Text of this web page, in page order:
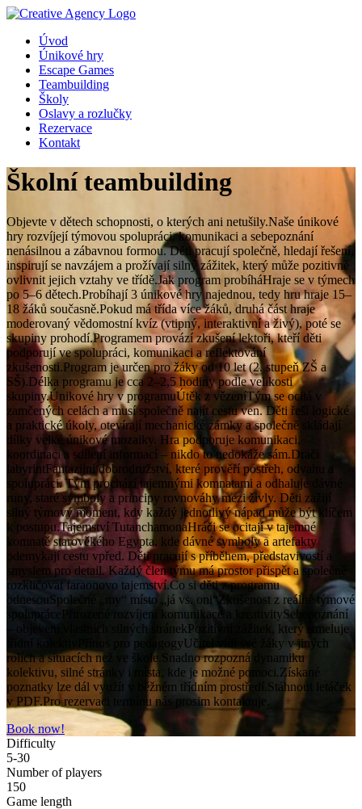
Úvod
Únikové hry
Escape Games
Teambuilding
Školy
Oslavy a rozlučky
Rezervace
Kontakt
Školní teambuilding
Objevte v dětech schopnosti, o kterých ani netušily.Naše únikové
hry rozvíjejí týmovou spolupráci, komunikaci a sebepoznání
nenásilnou a zábavnou formou. Děti pracují společně, hledají řešení,
inspirují se navzájem a prožívají silný zážitek, který může pozitivně
ovlivnit jejich vztahy ve třídě.Jak program probíháHraje se v týmech
po 5–6 dětech.Probíhají 3 únikové hry najednou, tedy hru hraje 15–
18 žáků současně.Pokud má třída více žáků, druhá část hraje
moderovaný vědomostní kvíz (vtipný, interaktivní a živý), poté se
skupiny prohodí.Programem provází zkušení lektoři, kteří děti
podporují ve spolupráci, komunikaci a reflektování
zkušenosti.Program je určen pro žáky od 10 let (2. stupeň ZŠ a
SŠ).Délka programu je cca 2–2,5 hodiny podle velikosti
skupiny.Únikové hry v programuÚtěk z vězeníTým se ocitá v
zamčených celách a musí společně najít cestu ven. Děti řeší logické
a praktické úkoly, otevírají mechanické zámky a společně skládají
dílky velké únikové mozaiky. Hra podporuje komunikaci,
koordinaci a sdílení informací – nikdo to nedokáže sám.Dračí
labyrintFantazijní dobrodružství, které prověří postřeh, odvahu a
spolupráci. Tým prochází tajemnými komnatami a odhaluje dávné
runy, staré symboly a principy rovnováhy mezi živly. Děti zažijí
silný týmový moment, kdy každý jednotlivý nápad může být klíčem
k postupu.Tajemství TutanchamonaHráči se ocitají v tajemné
komnatě starověkého Egypta, kde dávné symboly a artefakty
odemykají cestu vpřed. Děti pracují s příběhem, představivostí a
smyslem pro detail. Každý člen týmu má prostor přispět a společně
rozklíčovat faraonovo tajemství.Co si děti z programu
odnesouSpolečné „my“ místo „já vs. oni“Zkušenost z reálné týmové
spoluprácePřirozené rozvíjení komunikace a kreativitySebepoznání
– objevení vlastních silných stránekPozitivní zážitek, který stmeluje
třídní kolektivPřínos pro pedagogyUčitel vidí své žáky v jiných
rolích a situacích než ve škole.Snadno rozpozná dynamiku
kolektivu, silné stránky i místa, kde je možné pomoci.Získané
poznatky lze dál využít v běžném třídním prostředí.Stáhnout letáček
v PDF.Pro rezervaci termínu nás prosim kontaktuje.
Book now!
Difficulty
5-30
Number of players
150
Game length